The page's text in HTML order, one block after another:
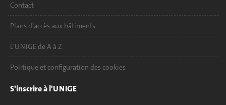
Contact
Plans d'accès aux bâtiments
L'UNIGE de A à Z
Politique et configuration des cookies
S'inscrire à l'UNIGE